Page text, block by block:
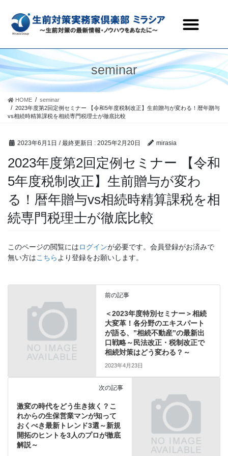
seminar
HOME
seminar
2023年度第2回定例セミナー 【令和5年度税制改正】生前贈与が変わる！暦年贈与
vs相続時精算課税を相続専門税理士が徹底比較
2023年6月1日 / 最終更新日 : 2025年2月20日 mirasia
2023年度第2回定例セミナー 【令和
5年度税制改正】生前贈与が変わ
る！暦年贈与vs相続時精算課税を相
続専門税理士が徹底比較
このページの閲覧にはログインが必要です。会員登録がお済みで
無い方はこちら より登録をお願いします。
前の記事
＜2023年度特別セミナー＞相続
大変革！各分野のエキスパート
が語る、”相続不動産”の最新出
口戦略～民法改正・税制改正で
相続対策はどう変わる？～
2023年4月23日
次の記事
激変の時代をどう生き抜く？こ
れからの生保営業マンが知って
おくべき最新トレンド3選～新規
開拓のヒントを3人のプロが徹底
解説～